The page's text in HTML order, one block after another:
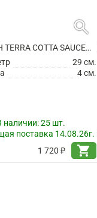
search
ПОДДОН TERRA COTTA SAUCER GREY
29 см.
4 см.
наличии:25 шт.
поставка 14.08.26г.
1 720 ₽
shopping_cart